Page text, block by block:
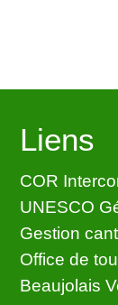
Liens
COR
UNESCO
Gestion
Office de
Beaujolais